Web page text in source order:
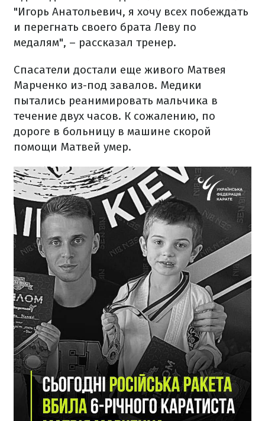
"Игорь Анатольевич, я хочу всех побеждать
и перегнать своего брата Леву по
медалям", – рассказал тренер.
Спасатели достали еще живого Матвея
Марченко из-под завалов. Медики
пытались реанимировать мальчика в
течение двух часов. К сожалению, по
дороге в больницу в машине скорой
помощи Матвей умер.